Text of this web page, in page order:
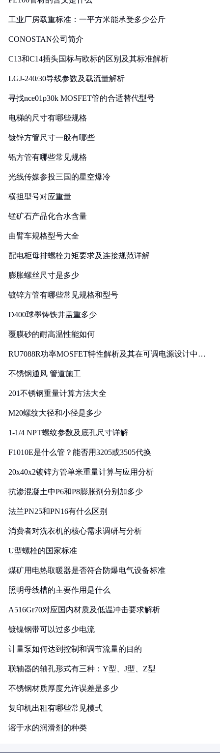
工业厂房载重标准：一平方米能承受多少公斤
CONOSTAN公司简介
C13和C14插头国标与欧标的区别及其标准解析
LGJ-240/30导线参数及载流量解析
寻找nce01p30k MOSFET管的合适替代型号
电梯的尺寸有哪些规格
镀锌方管尺寸一般有哪些
铝方管有哪些常见规格
光线传媒参投三国的星空爆冷
横担型号对应重量
锰矿石产品化合水含量
曲臂车规格型号大全
配电柜母排螺栓力矩要求及连接规范详解
膨胀螺丝尺寸是多少
镀锌方管有哪些常见规格和型号
D400球墨铸铁井盖重多少
覆膜砂的耐高温性能如何
RU7088R功率MOSFET特性解析及其在可调电源设计中的
不锈钢通风 管道施工
201不锈钢重量计算方法大全
M20螺纹大径和小径是多少
1-1/4 NPT螺纹参数及底孔尺寸详解
F1010E是什么管？能否用3205或3505代换
20x40x2镀锌方管单米重量计算与应用分析
抗渗混凝土中P6和P8膨胀剂分别加多少
法兰PN25和PN16有什么区别
消费者对洗衣机的核心需求调研与分析
U型螺栓的国家标准
煤矿用电热取暖器是否符合防爆电气设备标准
照明母线槽的主要作用是什么
A516Gr70对应国内材质及低温冲击要求解析
镀镍钢带可以过多少电流
计量泵如何达到控制和调节流量的目的
联轴器的轴孔形式有三种：Y型、J型、Z型
不锈钢材质厚度允许误差是多少
复印机出租有哪些常见模式
溶于水的润滑剂的种类